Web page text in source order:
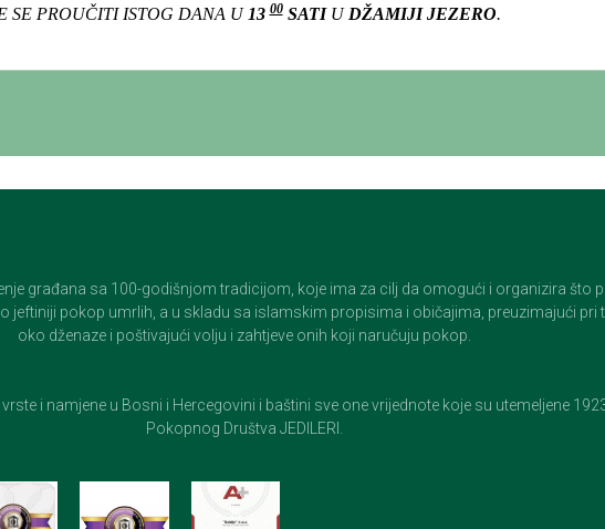
SE PROUČITI ISTOG DANA U 1300SATIU DŽAMIJI JEZERO.
građana sa 100-godišnjom tradicijom, koje ima za cilj da omogući i organizira što
jeftiniji pokop umrlih, a u skladu sa islamskim propisima i običajima, preuzimajući pri
oko dženaze i poštivajući volju i zahtjeve onih koji naručuju pokop.
i namjene u Bosni i Hercegovini i baštini sve one vrijednote koje su utemeljene
Pokopnog Društva JEDILERI.